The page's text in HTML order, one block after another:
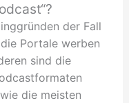
der Fall
Portale werben
sind die
die meisten